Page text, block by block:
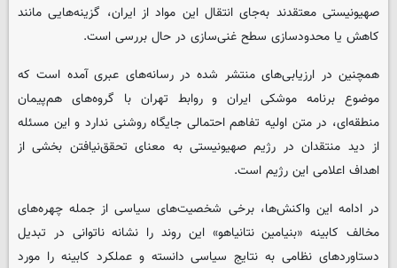
صهیونیستی معتقدند به‌جای انتقال این مواد از ایران، گزینه‌هایی مانند
کاهش یا محدودسازی سطح غنی‌سازی در حال بررسی است.
همچنین در ارزیابی‌های منتشر شده در رسانه‌های عبری آمده است که
موضوع برنامه موشکی ایران و روابط تهران با گروه‌های هم‌پیمان
منطقه‌ای، در متن اولیه تفاهم احتمالی جایگاه روشنی ندارد و این مسئله
از دید منتقدان در رژیم صهیونیستی به معنای تحقق‌نیافتن بخشی از
اهداف اعلامی این رژیم است.
در ادامه این واکنش‌ها، برخی شخصیت‌های سیاسی از جمله چهره‌های
مخالف کابینه «بنیامین نتانیاهو» این روند را نشانه ناتوانی در تبدیل
دستاوردهای نظامی به نتایج سیاسی دانسته و عملکرد کابینه را مورد